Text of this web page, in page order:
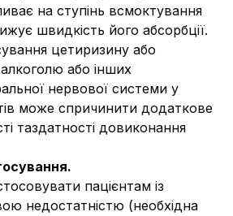
на ступінь всмоктування
швидкість його абсорбції.
цетиризину або
або інших
нервової системи у
може спричинити додаткове
таздатності довиконання
пацієнтам із
недостатністю (необхідна